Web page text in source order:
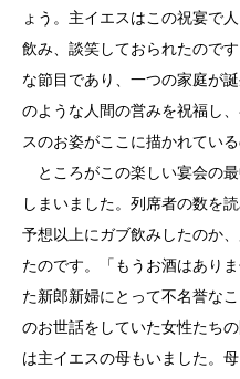
ょう。主イエスはこの祝宴で
飲み、談笑しておられたので
な節目であり、一つの家庭が
のような人間の営みを祝福し
スのお姿がここに描かれてい
ところがこの楽しい宴会の
しまいました。列席者の数を
予想以上にガブ飲みしたのか
たのです。「もうお酒はあり
た新郎新婦にとって不名誉な
のお世話をしていた女性たち
は主イエスの母もいました。